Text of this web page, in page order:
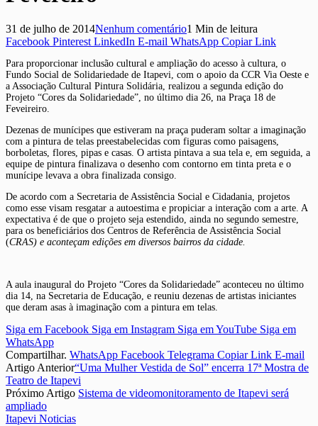
31 de julho de 2014Nenhum comentário1 Min de leitura
Facebook Pinterest LinkedIn E-mail WhatsApp Copiar Link
Para proporcionar inclusão cultural e ampliação do acesso à cultura, o
Fundo Social de Solidariedade de Itapevi, com o apoio da CCR Via Oeste e
a Associação Cultural Pintura Solidária, realizou a segunda edição do
Projeto “Cores da Solidariedade”, no último dia 26, na Praça 18 de
Feveireiro.
Dezenas de munícipes que estiveram na praça puderam soltar a imaginação
com a pintura de telas preestabelecidas com figuras como paisagens,
borboletas, flores, pipas e casas. O artista pintava a sua tela e, em seguida, a
equipe de pintura finalizava o desenho com contorno em tinta preta e o
munícipe levava a obra finalizada consigo.
De acordo com a Secretaria de Assistência Social e Cidadania, projetos
como esse visam resgatar a autoestima e propiciar a interação com a arte. A
expectativa é de que o projeto seja estendido, ainda no segundo semestre,
para os beneficiários dos Centros de Referência de Assistência Social
(CRAS) e aconteçam edições em diversos bairros da cidade.
A aula inaugural do Projeto “Cores da Solidariedade” aconteceu no último
dia 14, na Secretaria de Educação, e reuniu dezenas de artistas iniciantes
que deram asas à imaginação com a pintura em telas.
Siga em Facebook Siga em Instagram Siga em YouTube Siga em
WhatsApp
Compartilhar. WhatsApp Facebook Telegrama Copiar Link E-mail
Artigo Anterior“Uma Mulher Vestida de Sol” encerra 17ª Mostra de
Teatro de Itapevi
Próximo Artigo Sistema de videomonitoramento de Itapevi será
ampliado
Itapevi Noticias